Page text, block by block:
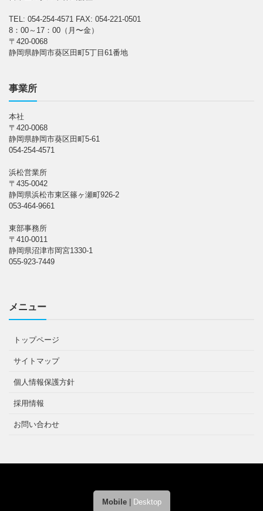
TEL: 054-254-4571 FAX: 054-221-0501
8：00～17：00（月〜金）
〒420-0068
静岡県静岡市葵区田町5丁目61番地
事業所
本社
〒420-0068
静岡県静岡市葵区田町5-61
054-254-4571
浜松営業所
〒435-0042
静岡県浜松市東区篠ヶ瀬町926-2
053-464-9661
東部事務所
〒410-0011
静岡県沼津市岡宮1330-1
055-923-7449
メニュー
トップページ
サイトマップ
個人情報保護方針
採用情報
お問い合わせ
Mobile| Desktop